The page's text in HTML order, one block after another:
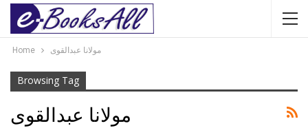
Home مولانا عبدالقوی
Browsing Tag
مولانا عبدالقوی